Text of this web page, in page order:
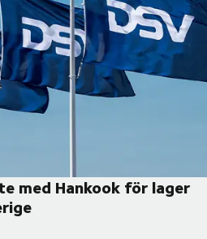
med Hankook för lager
Hankook för lager och distribution